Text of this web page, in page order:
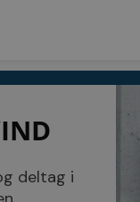
Åbningstider
deltag i